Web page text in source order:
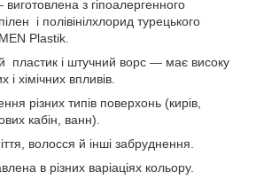
з гіпоалергенного
і полівінілхлорид турецького
Plastik.
пластик і штучний ворс — має високу
і хімічних впливів.
різних типів поверхонь (кирів,
кабін, ванн).
волосся й інші забруднення.
в різних варіаціях кольору.